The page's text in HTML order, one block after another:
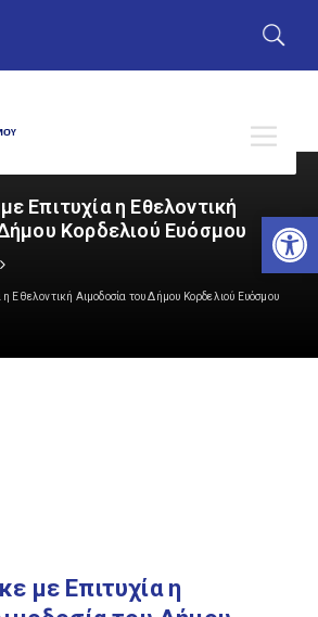
Επιτυχία η Εθελοντική
Κορδελιού Ευόσμου
Αιμοδοσία του Δήμου Κορδελιού Ευόσμου
με Επιτυχία η